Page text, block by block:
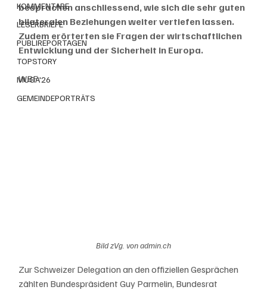
KOMMENTARE
LESERBRIEFE
PUBLIREPORTAGEN
TOPSTORY
MUGA'26
GEMEINDEPORTRÄTS
besprachen anschliessend, wie sich die sehr guten
bilateralen Beziehungen weiter vertiefen lassen.
Zudem erörterten sie Fragen der wirtschaftlichen
Entwicklung und der Sicherheit in Europa.
WBF
Bild zVg. von admin.ch
Zur Schweizer Delegation an den offiziellen Gesprächen
zählten Bundespräsident Guy Parmelin, Bundesrat